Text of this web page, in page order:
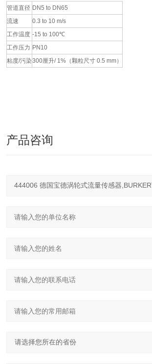
管道直径 DN5 to DN65
流速
0.3 to 10 m/s
工作温度 -15 to 100℃
工作压力 PN10
粘度/污染300厘升/ 1%（颗粒尺寸 0.5 mm）
产品咨询